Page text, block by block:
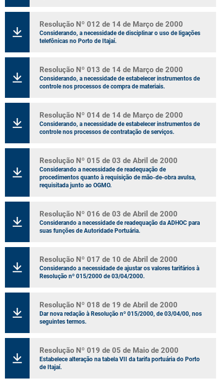
Resolução Nº 012 de 14 de Março de 2000
Considerando, a necessidade de disciplinar o uso de ligações
telefônicas no Porto de Itajaí.
Resolução Nº 013 de 14 de Março de 2000
Considerando, a necessidade de estabelecer instrumentos de
controle nos processos de compra de materiais.
Resolução Nº 014 de 14 de Março de 2000
Considerando, a necessidade de estabelecer instrumentos de
controle nos processos de contratação de serviços.
Resolução Nº 015 de 03 de Abril de 2000
Considerando a necessidade de readequação de
procedimentos quanto à requisição de mão-de-obra avulsa,
requisitada junto ao OGMO.
Resolução Nº 016 de 03 de Abril de 2000
Considerando a necessidade de readequação da ADHOC para
suas funções de Autoridade Portuária.
Resolução Nº 017 de 10 de Abril de 2000
Considerando a necessidade de ajustar os valores tarifários à
Resolução nº 015/2000 de 03/04/2000.
Resolução Nº 018 de 19 de Abril de 2000
Dar nova redação à Resolução nº 015/2000, de 03/04/00, nos
seguintes termos.
Resolução Nº 019 de 05 de Maio de 2000
Estabelece alteração na tabela VII da tarifa portuária do Porto
de Itajaí.